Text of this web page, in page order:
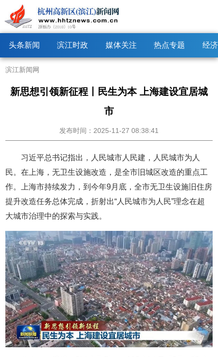
头条新闻 滨江时政 媒体关注 热点专题 经
滨江新闻网
新思想引领新征程丨民生为本 上海建设宜居城
市
发布时间：2025-11-27 08:38:41
习近平总书记指出，人民城市人民建，人民城市为人
民。在上海，无卫生设施改造，是全市旧城区改造的重点工
作。上海市持续发力，到今年9月底，全市无卫生设施旧住房
提升改造任务总体完成，折射出“人民城市为人民”理念在超
大城市治理中的探索与实践。